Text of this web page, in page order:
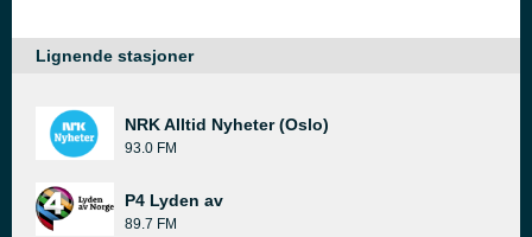
Lignende stasjoner
NRK Alltid Nyheter (Oslo)
93.0 FM
P4 Lyden av
89.7 FM